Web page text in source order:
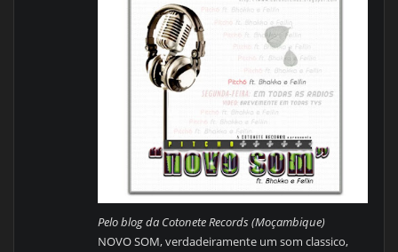
Pelo blog da Cotonete Records (Moçambique)
NOVO SOM, verdadeiramente um som classico,